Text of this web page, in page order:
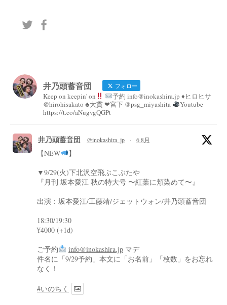
井乃頭蓄音団 フォロー
Keep on keepin' on
予約 info@inokashira.jp ♦︎ヒロヒサ
@hirohisakato ♣︎大貫 ❤︎宮下 @psg_miyashita
Youtube
https://t.co/aNugvgQGPt
井乃頭蓄音団 @inokashira_jp · 6 8月
【NEW
】
▼9/29(火)下北沢空飛ぶこぶたや
『月刊 坂本愛江 秋の特大号 〜紅葉に頬染めて〜』
出演：坂本愛江/工藤靖/ジェットウォン/井乃頭蓄音団
18:30/19:30
¥4000 (+1d)
ご予約
info@inokashira.jp マデ
件名に「9/29予約」本文に「お名前」「枚数」をお忘れ
なく！
#いのちく